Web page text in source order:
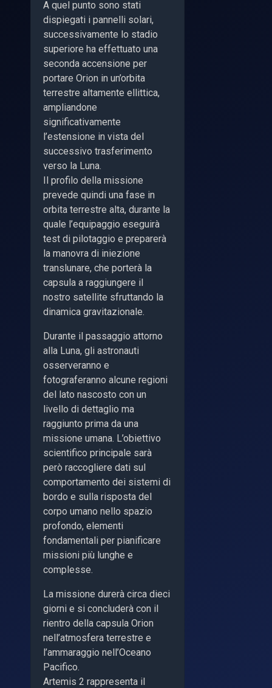
A quel punto sono stati
dispiegati i pannelli solari,
successivamente lo stadio
superiore ha effettuato una
seconda accensione per
portare Orion in un’orbita
terrestre altamente ellittica,
ampliandone
significativamente
l’estensione in vista del
successivo trasferimento
verso la Luna.
Il profilo della missione
prevede quindi una fase in
orbita terrestre alta, durante la
quale l’equipaggio eseguirà
test di pilotaggio e preparerà
la manovra di iniezione
translunare, che porterà la
capsula a raggiungere il
nostro satellite sfruttando la
dinamica gravitazionale.
Durante il passaggio attorno
alla Luna, gli astronauti
osserveranno e
fotograferanno alcune regioni
del lato nascosto con un
livello di dettaglio ma
raggiunto prima da una
missione umana. L’obiettivo
scientifico principale sarà
però raccogliere dati sul
comportamento dei sistemi di
bordo e sulla risposta del
corpo umano nello spazio
profondo, elementi
fondamentali per pianificare
missioni più lunghe e
complesse.
La missione durerà circa dieci
giorni e si concluderà con il
rientro della capsula Orion
nell’atmosfera terrestre e
l’ammaraggio nell’Oceano
Pacifico.
Artemis 2 rappresenta il